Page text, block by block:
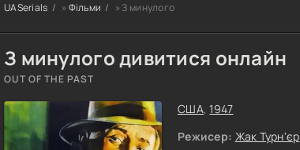
UASerials » Фільми » З минулого
З минулого дивитися онлайн
OUT OF THE PAST
США,1947
Режисер: Жак Турн'єр